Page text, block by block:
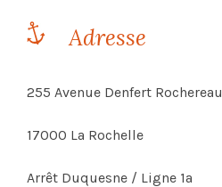
Adresse
255 Avenue Denfert Rochereau
17000 La Rochelle
Arrêt Duquesne / Ligne 1a